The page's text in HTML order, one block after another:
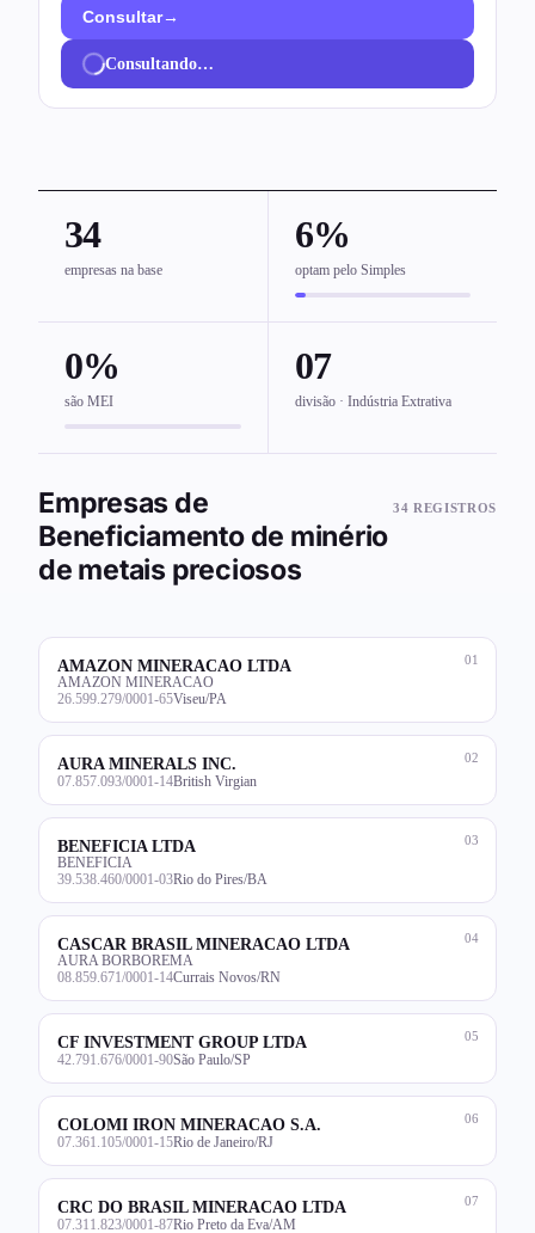
Consultar→
Consultando…
34
empresas na base
6%
optam pelo Simples
0%
são MEI
07
divisão · Indústria Extrativa
Empresas de
Beneficiamento de minério
de metais preciosos
34 REGISTROS
01
AMAZON MINERACAO LTDA
AMAZON MINERACAO
26.599.279/0001-65Viseu/PA
02
AURA MINERALS INC.
07.857.093/0001-14British Virgian
03
BENEFICIA LTDA
BENEFICIA
39.538.460/0001-03Rio do Pires/BA
04
CASCAR BRASIL MINERACAO LTDA
AURA BORBOREMA
08.859.671/0001-14Currais Novos/RN
05
CF INVESTMENT GROUP LTDA
42.791.676/0001-90São Paulo/SP
06
COLOMI IRON MINERACAO S.A.
07.361.105/0001-15Rio de Janeiro/RJ
07
CRC DO BRASIL MINERACAO LTDA
07.311.823/0001-87Rio Preto da Eva/AM